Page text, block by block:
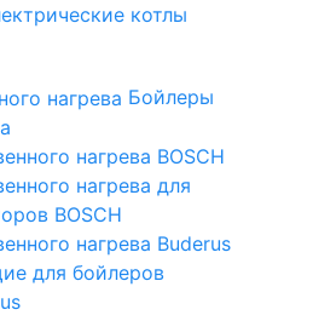
котлы
Бойлеры
нагрева BOSCH
нагрева для
BOSCH
нагрева Buderus
для бойлеров